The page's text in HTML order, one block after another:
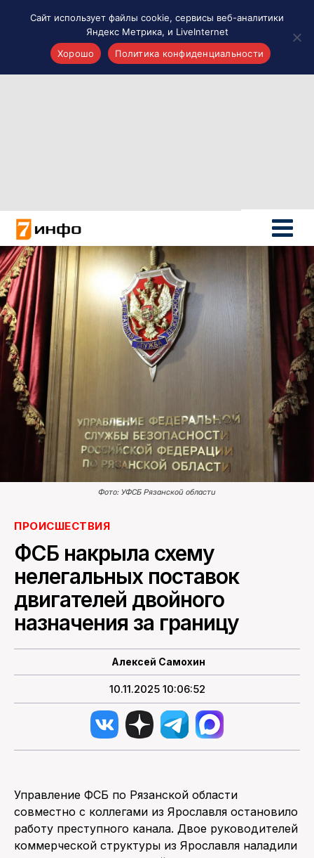
Новости России
Политика
Новости мира
Все материалы 7инфо
О НАС
ПОИСК ПО САЙТУ
Фото: УФСБ Рязанской области
ПРОИСШЕСТВИЯ
ФСБ накрыла схему
нелегальных поставок
двигателей двойного
назначения за границу
Алексей Самохин
10.11.2025 10:06:52
Управление ФСБ по Рязанской области
совместно с коллегами из Ярославля остановило
работу преступного канала. Двое руководителей
коммерческой структуры из Ярославля наладили
Сайт использует файлы cookie, сервисы веб-аналитики
Яндекс Метрика, и LiveInternet
Хорошо
Политика конфиденциальности